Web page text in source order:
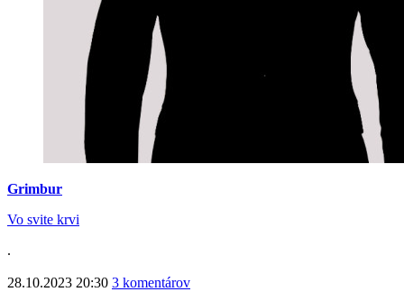
Grimbur
Vo svite krvi
.
28.10.2023 20:30 3 komentárov